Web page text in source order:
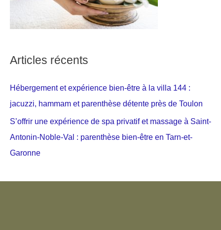
Articles récents
Hébergement et expérience bien-être à la villa 144 :
jacuzzi, hammam et parenthèse détente près de Toulon
S’offrir une expérience de spa privatif et massage à Saint-
Antonin-Noble-Val : parenthèse bien-être en Tarn-et-
Garonne